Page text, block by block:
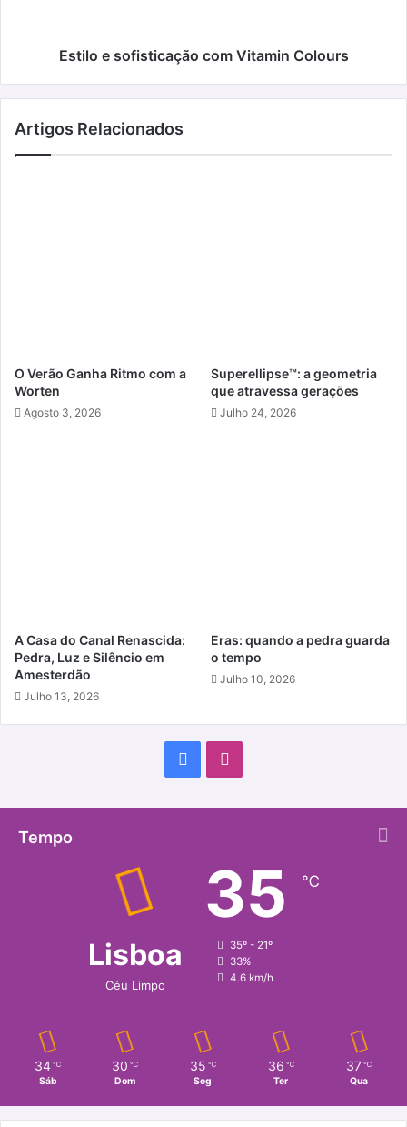
Estilo e sofisticação com Vitamin Colours
Artigos Relacionados
O Verão Ganha Ritmo com a
Worten
Agosto 3, 2026
Superellipse™: a geometria
que atravessa gerações
Julho 24, 2026
A Casa do Canal Renascida:
Pedra, Luz e Silêncio em
Amesterdão
Julho 13, 2026
Eras: quando a pedra guarda
o tempo
Julho 10, 2026
Facebook
Tempo
Lisboa
Céu Limpo
35 ℃
35º - 21º
33%
4.6 km/h
34 ℃
Sáb
30 ℃
Dom
35 ℃
Seg
36 ℃
Ter
37 ℃
Qua